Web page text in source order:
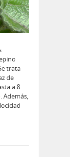
trata
de
a 8
Además,